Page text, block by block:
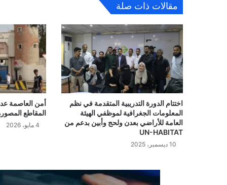
مقالات ذات صلة
اختتام الدورة التدريبية المتقدمة في نظم
المعلومات الجغرافية لموظفي الهيئة
العامة للأراضي بعدن ولحج وأبين بدعم من
UN-HABITAT
10 ديسمبر، 2025
أمن العاصمة
المقاطع
4 مايو، 2026